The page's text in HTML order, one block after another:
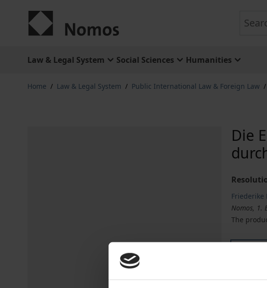
Law & Legal System Social Sciences Humanities
Home / Law & Legal System / Public International Law & Foreign Law /
Die
Friederike
Nomos, 1.
The